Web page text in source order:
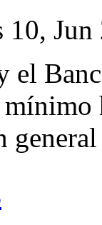
10, Jun
el